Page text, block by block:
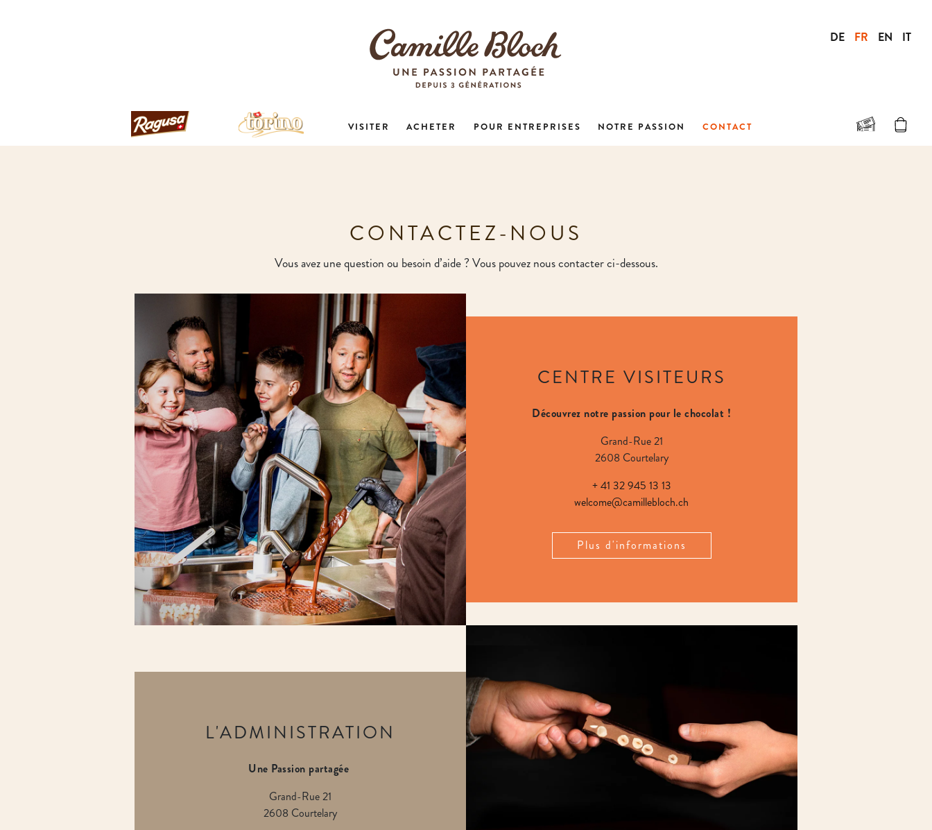
DE FR EN IT
VISITER ACHETER POUR ENTREPRISES NOTRE PASSION CONTACT
CONTACTEZ-NOUS
Vous avez une question ou besoin d’aide ? Vous pouvez nous contacter ci-dessous.
CENTRE VISITEURS
Découvrez notre passion pour le chocolat !
Grand-Rue 21
2608 Courtelary
+ 41 32 945 13 13
welcome@camillebloch.ch
Plus d'informations
L'ADMINISTRATION
Une Passion partagée
Grand-Rue 21
2608 Courtelary